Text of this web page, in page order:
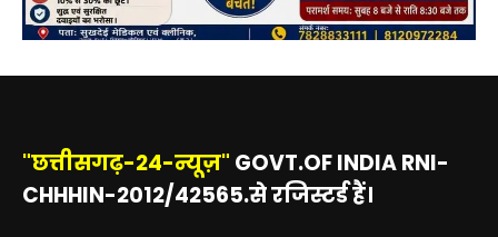
"छत्तीसगढ़-24-न्यूज़" GOVT.OF INDIA RNI-
CHHHIN-2012/42565.से रजिस्टर्ड हैं।